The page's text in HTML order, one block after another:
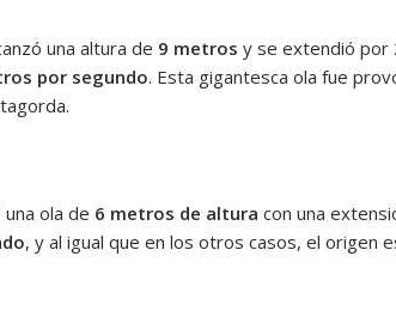
una altura de 9 metros y se extendió por
por segundo. Esta gigantesca ola fue
ola de 6 metros de altura con una
, y al igual que en los otros casos, el origen